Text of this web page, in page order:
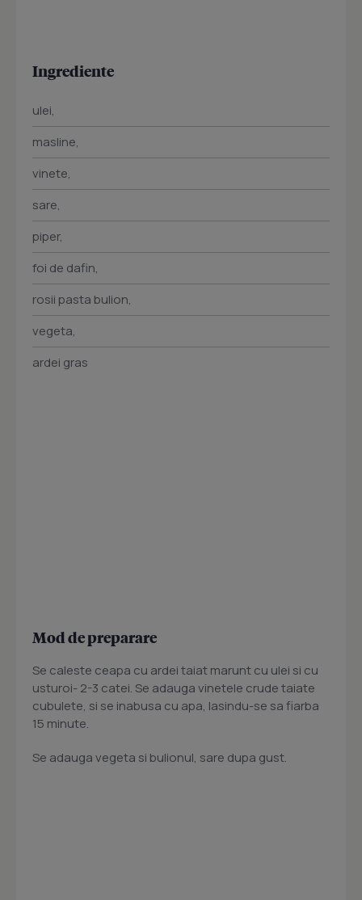
Ingrediente
ulei,
masline,
vinete,
sare,
piper,
foi de dafin,
rosii pasta bulion,
vegeta,
ardei gras
Mod de preparare
Se caleste ceapa cu ardei taiat marunt cu ulei si cu
usturoi- 2-3 catei. Se adauga vinetele crude taiate
cubulete, si se inabusa cu apa, lasindu-se sa fiarba
15 minute.
Se adauga vegeta si bulionul, sare dupa gust.